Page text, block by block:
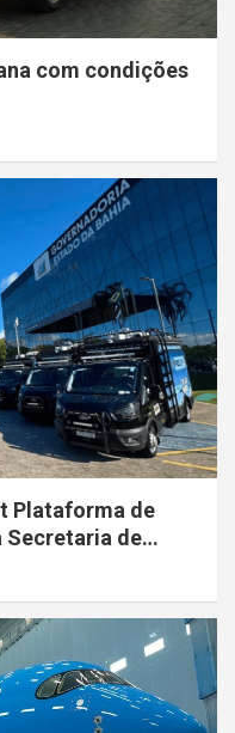
com condições
Plataforma de
Secretaria de